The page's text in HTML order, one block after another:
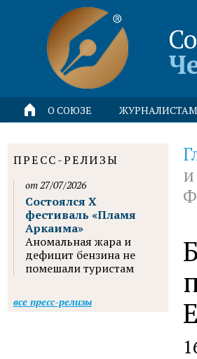
О СОЮЗЕ ЖУРНАЛИСТАМ
ПРЕСС-РЕЛИЗЫ
от 27/07/2026
Состоялся X
фестиваль «Пламя
Аркаима»
Аномальная жара и
дефицит бензина не
помешали туристам
все пресс-релизы